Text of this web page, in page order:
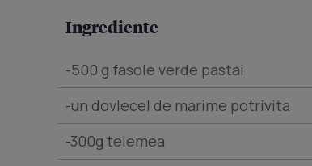
Ingrediente
-500 g fasole verde pastai
-un dovlecel de marime potrivita
-300g telemea